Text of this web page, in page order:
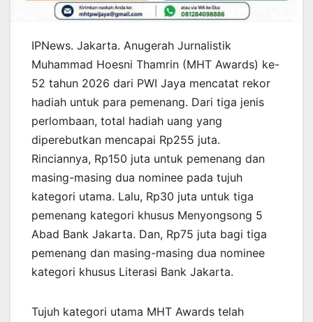
IPNews. Jakarta. Anugerah Jurnalistik
Muhammad Hoesni Thamrin (MHT Awards) ke-
52 tahun 2026 dari PWI Jaya mencatat rekor
hadiah untuk para pemenang. Dari tiga jenis
perlombaan, total hadiah uang yang
diperebutkan mencapai Rp255 juta.
Rinciannya, Rp150 juta untuk pemenang dan
masing-masing dua nominee pada tujuh
kategori utama. Lalu, Rp30 juta untuk tiga
pemenang kategori khusus Menyongsong 5
Abad Bank Jakarta. Dan, Rp75 juta bagi tiga
pemenang dan masing-masing dua nominee
kategori khusus Literasi Bank Jakarta.
Tujuh kategori utama MHT Awards telah